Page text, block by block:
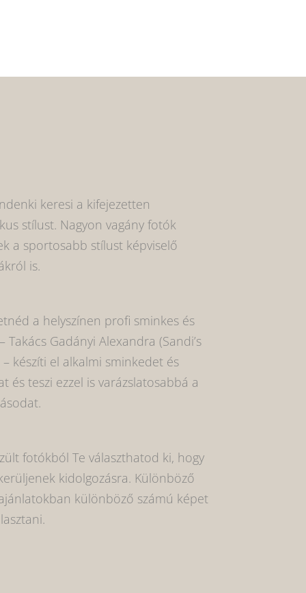
keresi a kifejezetten
stílust. Nagyon vagány fotók
a sportosabb stílust képviselő
is.
a helyszínen profi sminkes és
Takács Gadányi Alexandra (Sandi’s
készíti el alkalmi sminkedet és
és teszi ezzel is varázslatosabbá a
fotókból Te választhatod ki, hogy
kidolgozásra. Különböző
különböző számú képet